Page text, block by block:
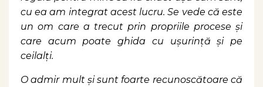
cu ea am integrat acest lucru. Se vede că este
un om care a trecut prin propriile procese și
care acum poate ghida cu ușurință și pe
ceilalți.
O admir mult și sunt foarte recunoscătoare că